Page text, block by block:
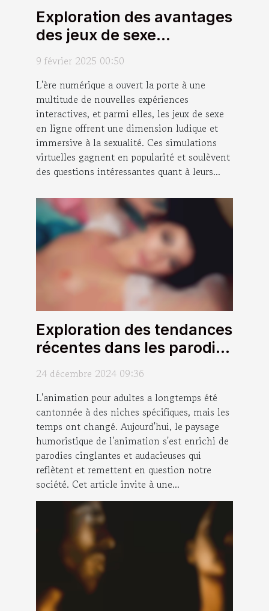
Exploration des avantages
des jeux de sexe
interactifs en ligne
9 février 2025 00:50
L'ère numérique a ouvert la porte à une
multitude de nouvelles expériences
interactives, et parmi elles, les jeux de sexe
en ligne offrent une dimension ludique et
immersive à la sexualité. Ces simulations
virtuelles gagnent en popularité et soulèvent
des questions intéressantes quant à leurs...
Exploration des tendances
récentes dans les parodies
animées pour adultes
24 décembre 2024 09:36
L'animation pour adultes a longtemps été
cantonnée à des niches spécifiques, mais les
temps ont changé. Aujourd'hui, le paysage
humoristique de l'animation s'est enrichi de
parodies cinglantes et audacieuses qui
reflètent et remettent en question notre
société. Cet article invite à une...